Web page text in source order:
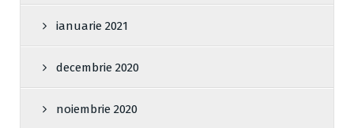
ianuarie 2021
decembrie 2020
noiembrie 2020